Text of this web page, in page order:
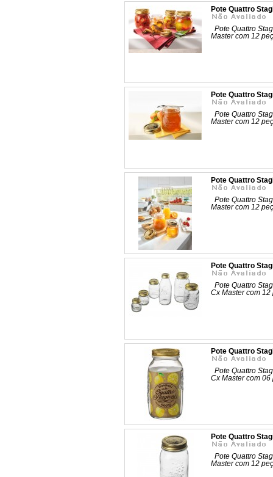
Pote Quattro
Pote Quattro
Master com 12
Pote Quattro
Pote Quattro
Master com 12
Pote Quattro
Pote Quattro
Master com 12
Pote Quattro
Pote Quattro
Cx Master com 12
Pote Quattro
Pote Quattro
Cx Master com 06
Pote Quattro
Pote Quattro
Master com 12